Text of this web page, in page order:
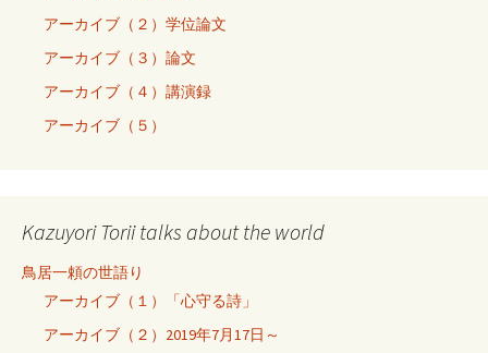
アーカイブ（２）学位論文
アーカイブ（３）論文
アーカイブ（４）講演録
アーカイブ（５）
Kazuyori Torii talks about the world
鳥居一頼の世語り
アーカイブ（１）「心守る詩」
アーカイブ（２）2019年7月17日～